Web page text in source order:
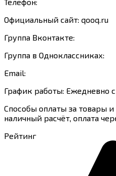
Официальный сайт: qooq.ru
Группа Вконтакте:
Группа в Одноклассниках:
Email:
График работы: Ежедневно с
Способы оплаты за товары и
наличный расчёт, оплата
Рейтинг